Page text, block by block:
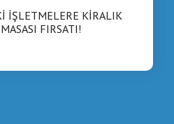
İŞLETMELERE KİRALIK
FIRSATI!